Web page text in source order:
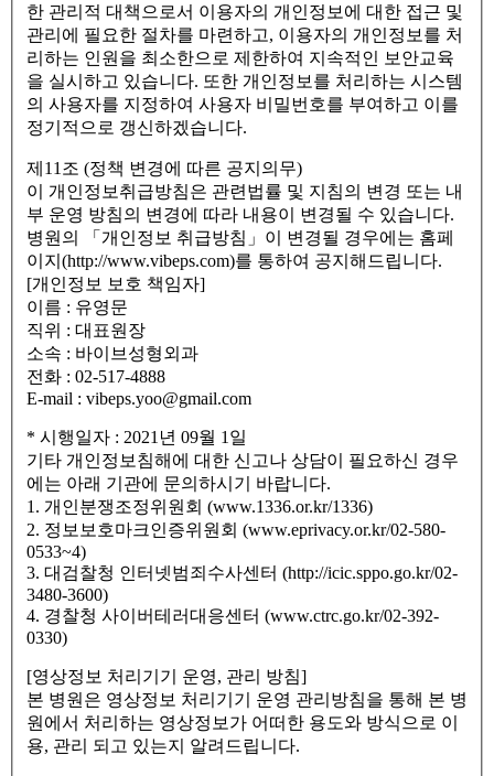
한 관리적 대책으로서 이용자의 개인정보에 대한 접근 및
관리에 필요한 절차를 마련하고, 이용자의 개인정보를 처
리하는 인원을 최소한으로 제한하여 지속적인 보안교육
을 실시하고 있습니다. 또한 개인정보를 처리하는 시스템
의 사용자를 지정하여 사용자 비밀번호를 부여하고 이를
정기적으로 갱신하겠습니다.
제11조 (정책 변경에 따른 공지의무)
이 개인정보취급방침은 관련법률 및 지침의 변경 또는 내
부 운영 방침의 변경에 따라 내용이 변경될 수 있습니다.
병원의 「개인정보 취급방침」이 변경될 경우에는 홈페
이지(http://www.vibeps.com)를 통하여 공지해드립니다.
[개인정보 보호 책임자]
이름 : 유영문
직위 : 대표원장
소속 : 바이브성형외과
전화 : 02-517-4888
E-mail : vibeps.yoo@gmail.com
* 시행일자 : 2021년 09월 1일
기타 개인정보침해에 대한 신고나 상담이 필요하신 경우
에는 아래 기관에 문의하시기 바랍니다.
1. 개인분쟁조정위원회 (www.1336.or.kr/1336)
2. 정보보호마크인증위원회 (www.eprivacy.or.kr/02-580-
0533~4)
3. 대검찰청 인터넷범죄수사센터 (http://icic.sppo.go.kr/02-
3480-3600)
4. 경찰청 사이버테러대응센터 (www.ctrc.go.kr/02-392-
0330)
[영상정보 처리기기 운영, 관리 방침]
본 병원은 영상정보 처리기기 운영 관리방침을 통해 본 병
원에서 처리하는 영상정보가 어떠한 용도와 방식으로 이
용, 관리 되고 있는지 알려드립니다.